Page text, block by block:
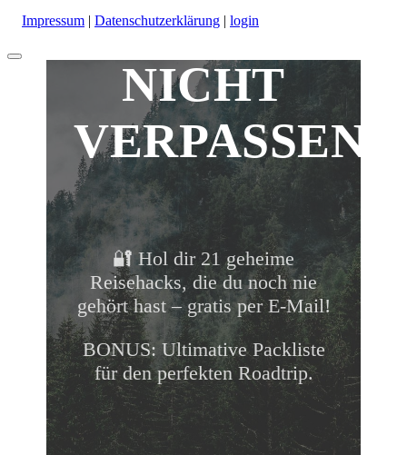
Impressum | Datenschutzerklärung | login
Nach
NICHT
VERPASSEN!
🔐 Hol dir 21 geheime
Reisehacks, die du noch nie
gehört hast – gratis per E-Mail!
BONUS: Ultimative Packliste
für den perfekten Roadtrip.